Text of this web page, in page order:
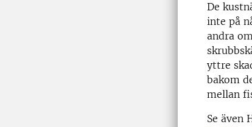
De
inte på
andra
yttre
bakom
mellan
Se även